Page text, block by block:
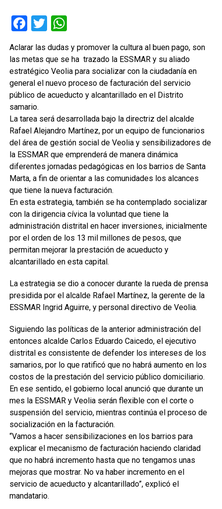
Facebook
TwitterWhatsApp
Aclarar las dudas y promover la cultura al buen pago, son
las metas que se ha trazado la ESSMAR y su aliado
estratégico Veolia para socializar con la ciudadanía en
general el nuevo proceso de facturación del servicio
público de acueducto y alcantarillado en el Distrito
samario.
La tarea será desarrollada bajo la directriz del alcalde
Rafael Alejandro Martínez, por un equipo de funcionarios
del área de gestión social de Veolia y sensibilizadores de
la ESSMAR que emprenderá de manera dinámica
diferentes jornadas pedagógicas en los barrios de Santa
Marta, a fin de orientar a las comunidades los alcances
que tiene la nueva facturación.
En esta estrategia, también se ha contemplado socializar
con la dirigencia cívica la voluntad que tiene la
administración distrital en hacer inversiones, inicialmente
por el orden de los 13 mil millones de pesos, que
permitan mejorar la prestación de acueducto y
alcantarillado en esta capital.
La estrategia se dio a conocer durante la rueda de prensa
presidida por el alcalde Rafael Martínez, la gerente de la
ESSMAR Ingrid Aguirre, y personal directivo de Veolia.
Siguiendo las políticas de la anterior administración del
entonces alcalde Carlos Eduardo Caicedo, el ejecutivo
distrital es consistente de defender los intereses de los
samarios, por lo que ratificó que no habrá aumento en los
costos de la prestación del servicio público domiciliario.
En ese sentido, el gobierno local anunció que durante un
mes la ESSMAR y Veolia serán flexible con el corte o
suspensión del servicio, mientras continúa el proceso de
socialización en la facturación.
“Vamos a hacer sensibilizaciones en los barrios para
explicar el mecanismo de facturación haciendo claridad
que no habrá incremento hasta que no tengamos unas
mejoras que mostrar. No va haber incremento en el
servicio de acueducto y alcantarillado”, explicó el
mandatario.